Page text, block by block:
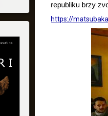
republiku brzy
https://